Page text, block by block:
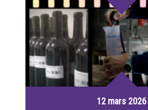
12 mars 2026